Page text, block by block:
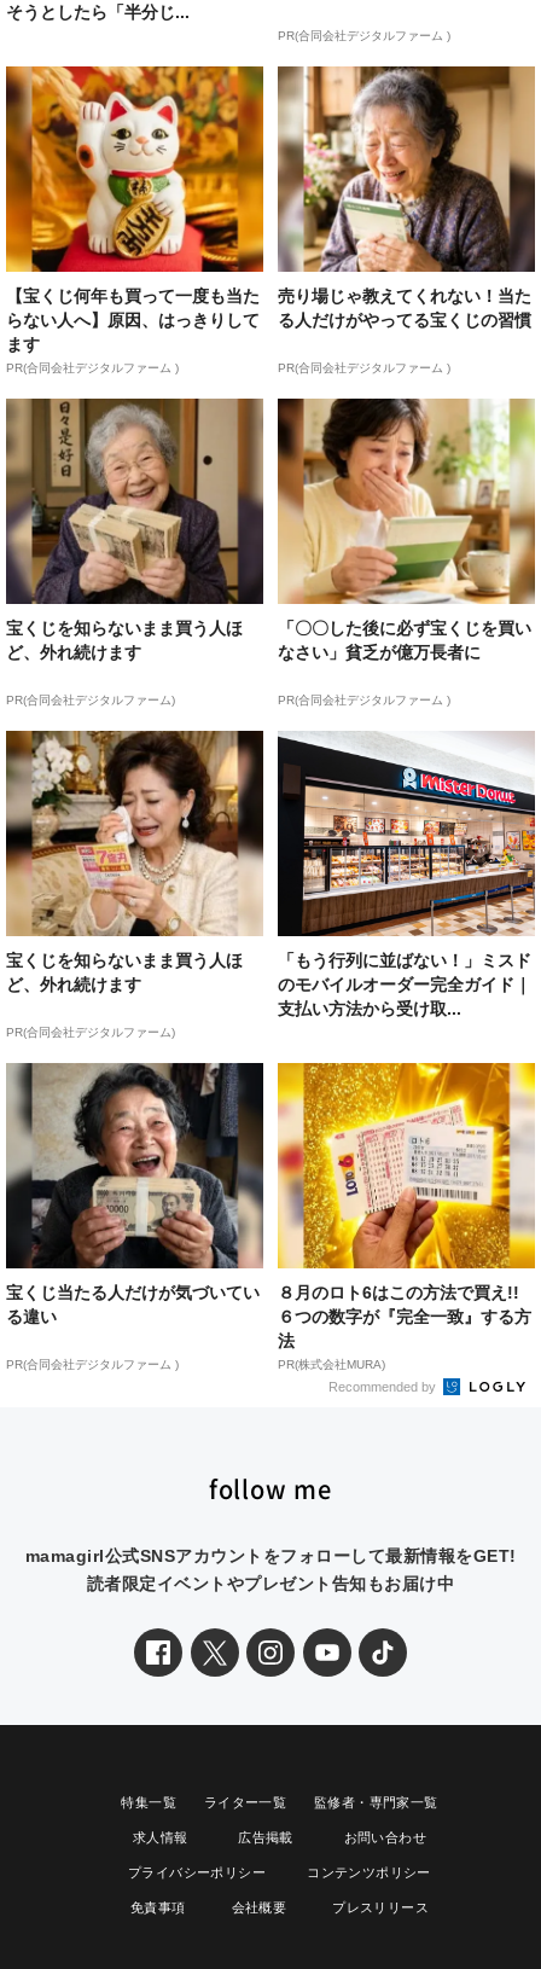
そうとしたら「半分じ...
PR(合同会社デジタルファーム )
【宝くじ何年も買って一度も当た
らない人へ】原因、はっきりして
ます
PR(合同会社デジタルファーム )
売り場じゃ教えてくれない！当た
る人だけがやってる宝くじの習慣
PR(合同会社デジタルファーム )
宝くじを知らないまま買う人ほ
ど、外れ続けます
PR(合同会社デジタルファーム)
「〇〇した後に必ず宝くじを買い
なさい」貧乏が億万長者に
PR(合同会社デジタルファーム )
宝くじを知らないまま買う人ほ
ど、外れ続けます
PR(合同会社デジタルファーム)
「もう行列に並ばない！」ミスド
のモバイルオーダー完全ガイド｜
支払い方法から受け取...
宝くじ当たる人だけが気づいてい
る違い
PR(合同会社デジタルファーム )
８月のロト6はこの方法で買え!!
６つの数字が『完全一致』する方
法
PR(株式会社MURA)
Recommended by
follow me
mamagirl公式SNSアカウントをフォローして最新情報をGET!
読者限定イベントやプレゼント告知もお届け中
特集一覧 ライター一覧 監修者・専門家一覧
求人情報 広告掲載 お問い合わせ
プライバシーポリシー コンテンツポリシー
免責事項 会社概要 プレスリリース